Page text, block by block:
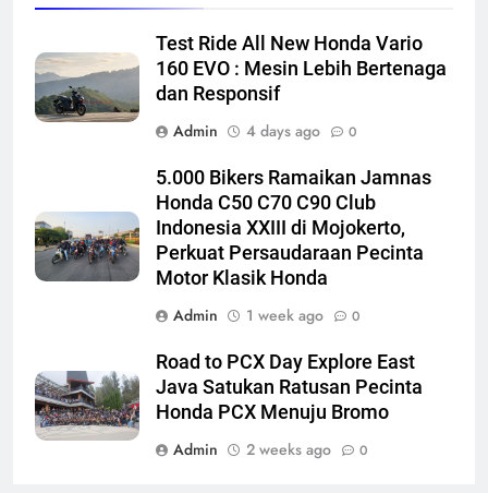
Test Ride All New Honda Vario
160 EVO : Mesin Lebih Bertenaga
dan Responsif
Admin
4 days ago 0
5.000 Bikers Ramaikan Jamnas
Honda C50 C70 C90 Club
Indonesia XXIII di Mojokerto,
Perkuat Persaudaraan Pecinta
Motor Klasik Honda
Admin
1 week ago 0
Road to PCX Day Explore East
Java Satukan Ratusan Pecinta
Honda PCX Menuju Bromo
Admin
2 weeks ago 0